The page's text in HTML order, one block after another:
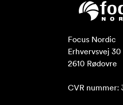
Focus Nordic
Erhvervsvej 30
2610 Rødovre
CVR nummer: